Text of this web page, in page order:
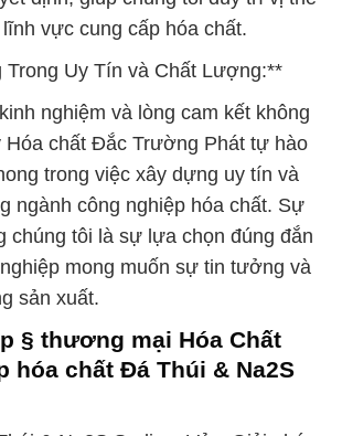
vực cung cấp hóa chất.
Trong Uy Tín và Chất Lượng:**
nghiệm và lòng cam kết không
Hóa chất Đắc Trường Phát tự hào
trong việc xây dựng uy tín và
ngành công nghiệp hóa chất. Sự
chúng tôi là sự lựa chọn đúng đắn
mong muốn sự tin tưởng và
sản xuất.
§ thương mại Hóa Chất
hóa chất Đá Thúi & Na2S